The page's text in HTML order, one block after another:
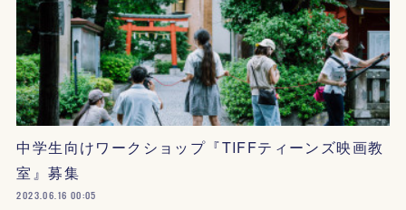
中学生向けワークショップ『TIFFティーンズ映画教
室』募集
2023.06.16 00:05